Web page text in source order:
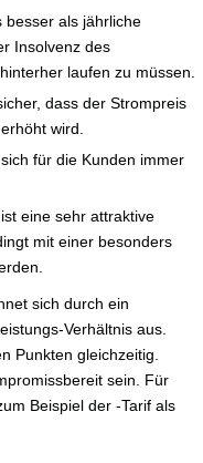
besser als jährliche
Insolvenz des
laufen zu müssen.
dass der Strompreis
wird.
für die Kunden immer
eine sehr attraktive
mit einer besonders
sich durch ein
Verhältnis aus.
Punkten gleichzeitig.
sein. Für
Beispiel der -Tarif als